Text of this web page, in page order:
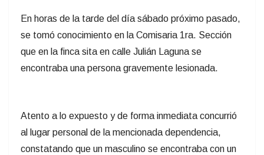
En horas de la tarde del día sábado próximo pasado,
se tomó conocimiento en la Comisaria 1ra. Sección
que en la finca sita en calle Julián Laguna se
encontraba una persona gravemente lesionada.
Atento a lo expuesto y de forma inmediata concurrió
al lugar personal de la mencionada dependencia,
constatando que un masculino se encontraba con un